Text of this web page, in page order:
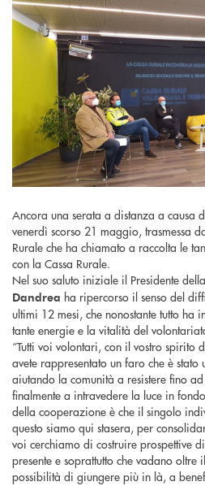
Ancora una serata a distanza a causa
venerdì scorso 21 maggio, trasmessa
Rurale che ha chiamato a raccolta le
con la Cassa Rurale.
Nel suo saluto iniziale il Presidente
Dandrea ha ripercorso il senso del
ultimi 12 mesi, che nonostante tutto ha
tante energie e la vitalità del
“Tutti voi volontari, con il vostro spirito
avete rappresentato un faro che è
aiutando la comunità a resistere fino
finalmente a intravedere la luce in fondo
della cooperazione è che il singolo
questo siamo qui stasera, per
voi cerchiamo di costruire prospettive
presente e soprattutto che vadano
possibilità di giungere più in là, a